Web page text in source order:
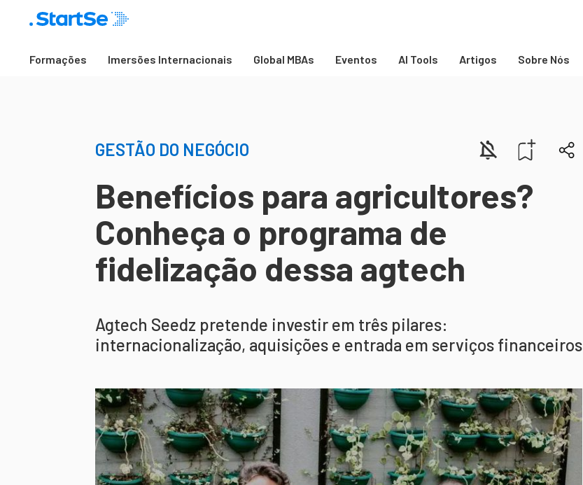
Formações Imersões Internacionais Global MBAs Eventos AI Tools Artigos Sobre Nós
GESTÃO DO NEGÓCIO
Benefícios para agricultores?
Conheça o programa de
fidelização dessa agtech
Agtech Seedz pretende investir em três pilares:
internacionalização, aquisições e entrada em serviços financeiros